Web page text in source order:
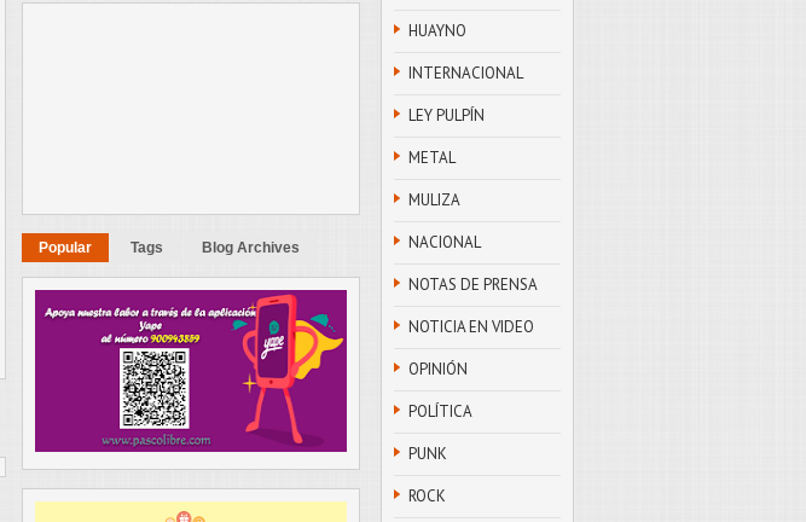
Popular Tags Blog Archives
HUAYNO
INTERNACIONAL
LEY PULPÍN
METAL
MULIZA
NACIONAL
NOTAS DE PRENSA
NOTICIA EN VIDEO
OPINIÓN
POLÍTICA
PUNK
ROCK